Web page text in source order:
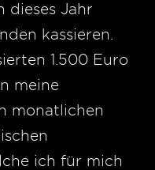
dieses Jahr
kassieren.
1.500 Euro
meine
monatlichen
ich für mich